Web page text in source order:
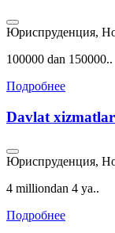
Юриспруденция,
100000 dan 150000..
Подробнее
Davlat
Юриспруденция,
4 milliondan 4 ya..
Подробнее